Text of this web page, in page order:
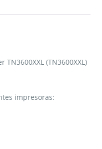
(TN3600XXL)
impresoras: